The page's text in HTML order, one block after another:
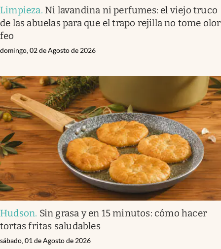
Limpieza. Ni lavandina ni perfumes: el viejo truco
de las abuelas para que el trapo rejilla no tome olor
feo
domingo, 02 de Agosto de 2026
Hudson. Sin grasa y en 15 minutos: cómo hacer
tortas fritas saludables
sábado, 01 de Agosto de 2026